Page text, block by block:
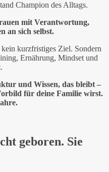
Champion des Alltags.
mit Verantwortung,
an sich selbst.
kurzfristiges Ziel. Sondern
Ernährung, Mindset und
und Wissen, das bleibt –
für deine Familie wirst.
geboren. Sie